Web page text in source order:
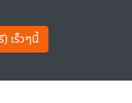
เร็วๆนี้